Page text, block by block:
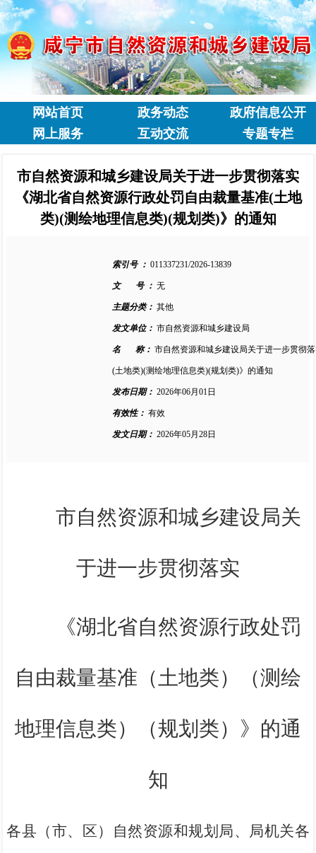
网站首页 政务动态
政府信息公开
网上服务
互动交流 专题专栏
市自然资源和城乡建设局关于进一步贯彻落实
《湖北省自然资源行政处罚自由裁量基准(土地
类)(测绘地理信息类)(规划类)》的通知
索引号 ： 011337231/2026-13839
文 号 ： 无
主题分类： 其他
发文单位： 市自然资源和城乡建设局
名 称： 市自然资源和城乡建设局关于进一步贯彻
(土地类)(测绘地理信息类)(规划类)》的通知
发布日期： 2026年06月01日
有效性： 有效
发文日期： 2026年05月28日
市自然资源和城乡建设局关
于进一步贯彻落实
《湖北省自然资源行政处罚
自由裁量基准（土地类）（测绘
地理信息类）（规划类）》的通
知
各县（市、区）自然资源和规划局、局机关各